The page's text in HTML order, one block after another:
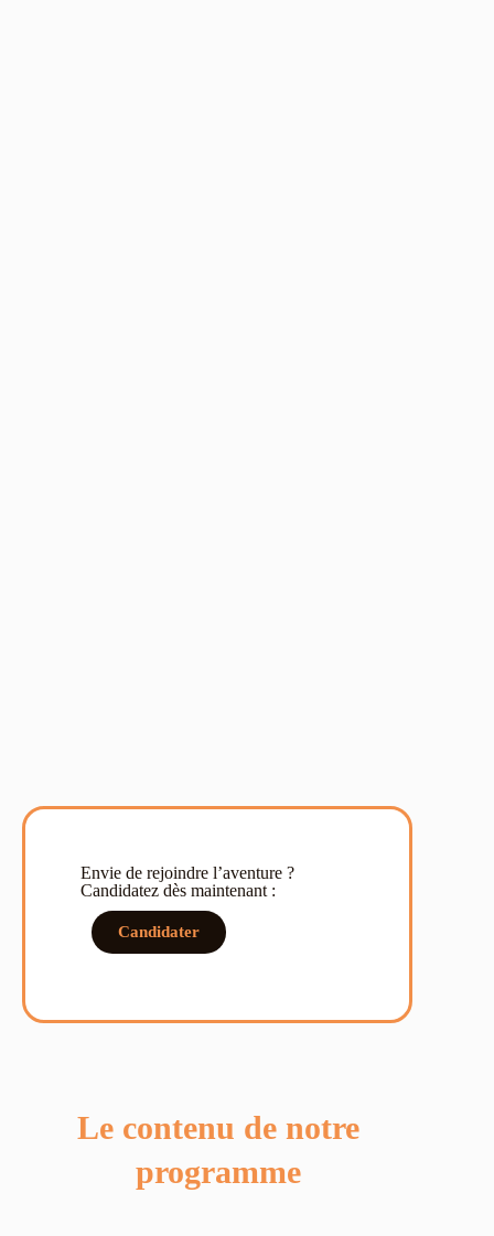
Envie de rejoindre l’aventure ?
Candidatez dès maintenant :
Candidater
Le contenu de notre
programme